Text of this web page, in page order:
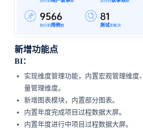
新增功能点
BI：
实现维度管理功能，内置宏观管理维度
量管理维度。
新增图表模块，内置部分图表。
内置年度完成项目过程数据大屏。
内置年度进行中项目过程数据大屏。